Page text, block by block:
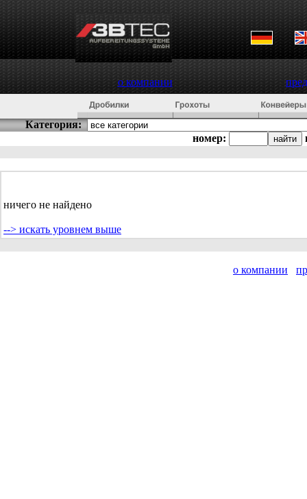
о компании
Категория:
номер:
ничего не найдено
--> искать уровнем выше
о компании